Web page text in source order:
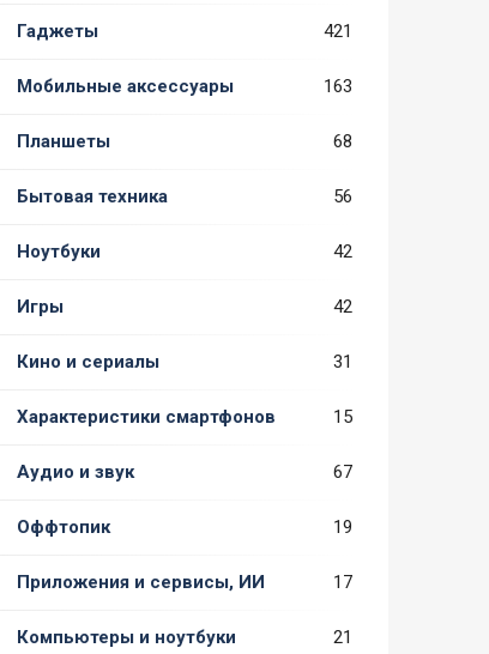
Гаджеты 421
Мобильные аксессуары 163
Планшеты 68
Бытовая техника 56
Ноутбуки 42
Игры 42
Кино и сериалы 31
Характеристики смартфонов 15
Аудио и звук 67
Оффтопик 19
Приложения и сервисы, ИИ 17
Компьютеры и ноутбуки 21